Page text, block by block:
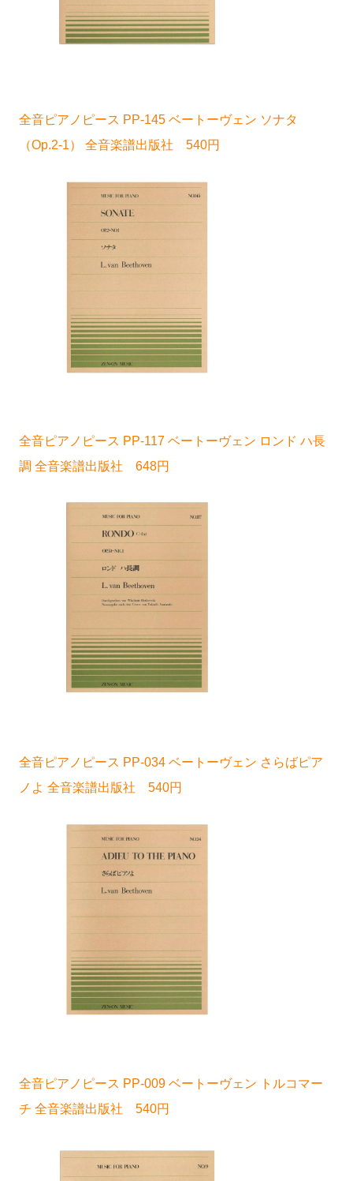
全音ピアノピース PP-145 ベートーヴェン ソナタ
（Op.2-1） 全音楽譜出版社 540円
全音ピアノピース PP-117 ベートーヴェン ロンド ハ長
調 全音楽譜出版社 648円
全音ピアノピース PP-034 ベートーヴェン さらばピア
ノよ 全音楽譜出版社 540円
全音ピアノピース PP-009 ベートーヴェン トルコマー
チ 全音楽譜出版社 540円